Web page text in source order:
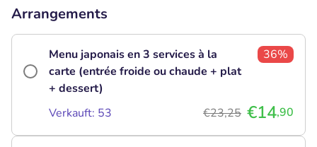
Arrangements
Menu japonais en 3 services à la
carte (entrée froide ou chaude + plat
+ dessert)
36%
Verkauft: 53 €23,25 €14,90